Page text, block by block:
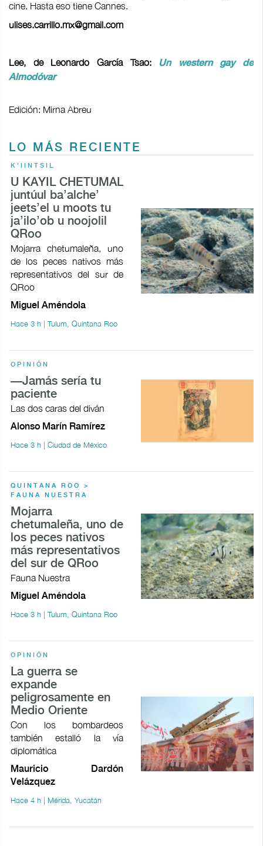
cine. Hasta eso tiene Cannes.
ulises.carrillo.mx@gmail.com
Lee, de Leonardo García Tsao:
Un western gay de
Almodóvar
Edición: Mirna Abreu
LO MÁS RECIENTE
K'IINTSIL
U KAYIL CHETUMAL
juntúul ba’alche’
jeets’el u moots tu
ja’ilo’ob u noojolil
QRoo
Mojarra chetumaleña, uno
de los peces nativos más
representativos del sur de
QRoo
Miguel Améndola
Hace 3 h | Tulum, Quintana Roo
OPINIÓN
—Jamás sería tu
paciente
Las dos caras del diván
Alonso Marín Ramírez
Hace 3 h | Ciudad de México
QUINTANA ROO >
FAUNA NUESTRA
Mojarra
chetumaleña, uno de
los peces nativos
más representativos
del sur de QRoo
Fauna Nuestra
Miguel Améndola
Hace 3 h | Tulum, Quintana Roo
OPINIÓN
La guerra se
expande
peligrosamente en
Medio Oriente
Con los bombardeos
también estalló la vía
diplomática
Mauricio Dardón
Velázquez
Hace 4 h | Mérida, Yucatán